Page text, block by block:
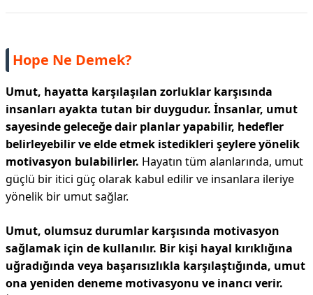
Hope Ne Demek?
Umut, hayatta karşılaşılan zorluklar karşısında
insanları ayakta tutan bir duygudur. İnsanlar, umut
sayesinde geleceğe dair planlar yapabilir, hedefler
belirleyebilir ve elde etmek istedikleri şeylere yönelik
motivasyon bulabilirler. Hayatın tüm alanlarında, umut
güçlü bir itici güç olarak kabul edilir ve insanlara ileriye
yönelik bir umut sağlar.
Umut, olumsuz durumlar karşısında motivasyon
sağlamak için de kullanılır. Bir kişi hayal kırıklığına
uğradığında veya başarısızlıkla karşılaştığında, umut
ona yeniden deneme motivasyonu ve inancı verir.